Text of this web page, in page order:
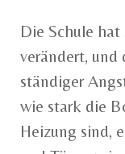
Die Schule
verändert, und
ständiger
wie stark die
Heizung sind,